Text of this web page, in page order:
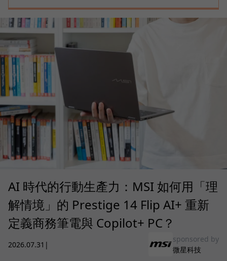
AI 時代的行動生產力：MSI 如何用「理
解情境」的 Prestige 14 Flip AI+ 重新
定義商務筆電與 Copilot+ PC？
2026.07.31 |
sponsored by
微星科技